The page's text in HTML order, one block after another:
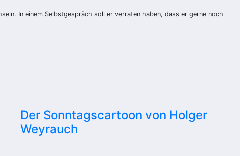
In einem Selbstgespräch soll er verraten haben, dass er gerne noch
Der Sonntagscartoon von Holger
Weyrauch